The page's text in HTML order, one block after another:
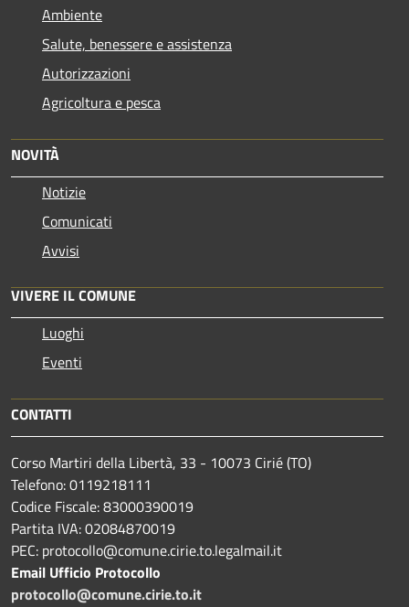
Ambiente
Salute, benessere e assistenza
Autorizzazioni
Agricoltura e pesca
NOVITÀ
Notizie
Comunicati
Avvisi
VIVERE IL COMUNE
Luoghi
Eventi
CONTATTI
Corso Martiri della Libertà, 33 - 10073 Cirié (TO)
Telefono: 0119218111
Codice Fiscale: 83000390019
Partita IVA: 02084870019
PEC: protocollo@comune.cirie.to.legalmail.it
Email Ufficio Protocollo
protocollo@comune.cirie.to.it